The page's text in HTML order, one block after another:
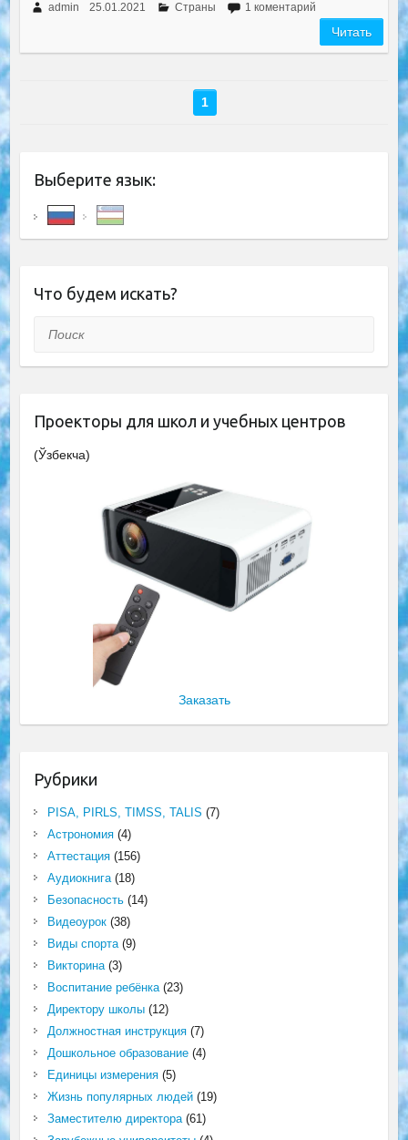
admin 25.01.2021 Страны 1 коментарий
Читать
1
Выберите язык:
Что будем искать?
Поиск
Проекторы для школ и учебных центров
(Ўзбекча)
Заказать
Рубрики
PISA, PIRLS, TIMSS, TALIS (7)
Астрономия(4)
Аттестация(156)
Аудиокнига(18)
Безопасность(14)
Видеоурок(38)
Виды спорта(9)
Викторина(3)
Воспитание ребёнка(23)
Директору школы(12)
Должностная инструкция(7)
Дошкольное образование(4)
Единицы измерения(5)
Жизнь популярных людей(19)
Заместителю директора(61)